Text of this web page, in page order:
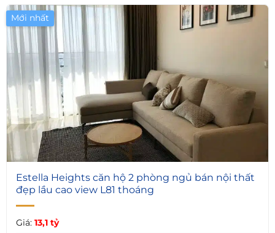
Mới nhất
5
Estella Heights căn hộ 2 phòng ngủ bán nội thất
đẹp lầu cao view L81 thoáng
Giá: 13,1 tỷ